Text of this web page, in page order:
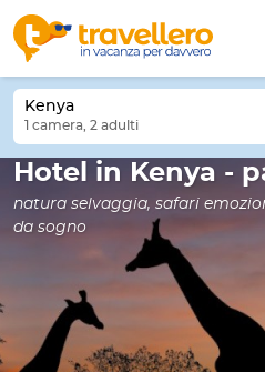
Kenya
1 camera, 2 adulti
Hotel in Kenya -
natura selvaggia, safari
da sogno